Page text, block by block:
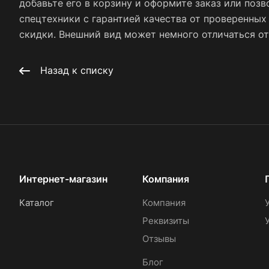
добавьте его в корзину и оформите заказ или
спецтехники с гарантией качества от
скидки. Внешний вид может немного отличаться
Назад к списку
Интернет-магазин
Каталог
Компания
Компания
Реквизиты
Отзывы
Блог